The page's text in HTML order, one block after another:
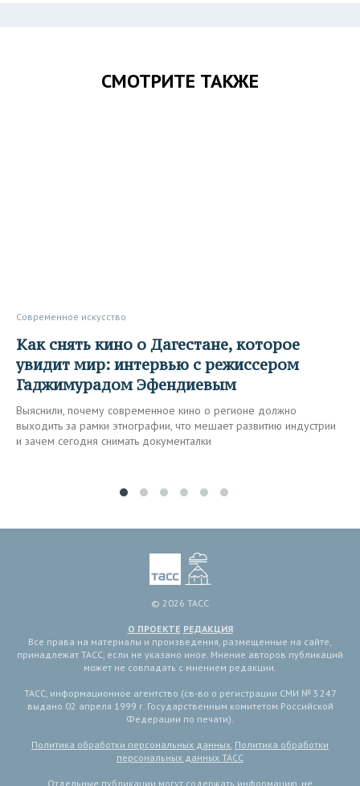
СМОТРИТЕ ТАКЖЕ
Современное искусство
Как снять кино о Дагестане, которое
увидит мир: интервью с режиссером
Гаджимурадом Эфендиевым
Выяснили, почему современное кино о регионе должно
выходить за рамки этнографии, что мешает развитию индустрии
и зачем сегодня снимать документалки
© 2026 ТАСС
О ПРОЕКТЕ РЕДАКЦИЯ
Все права на материалы и произведения, размещенные на сайте,
принадлежат ТАСС, если не указано иное. Мнение авторов публикаций
может не совпадать с мнением редакции.
ТАСС, информационное агентство (св-во о регистрации СМИ № 3 247
выдано 02 апреля 1999 г. Государственным комитетом Российской
Федерации по печати).
Политика обработки персональных данных, Политика обработки
персональных данных ТАСС
Отдельные публикации могут содержать информацию, не